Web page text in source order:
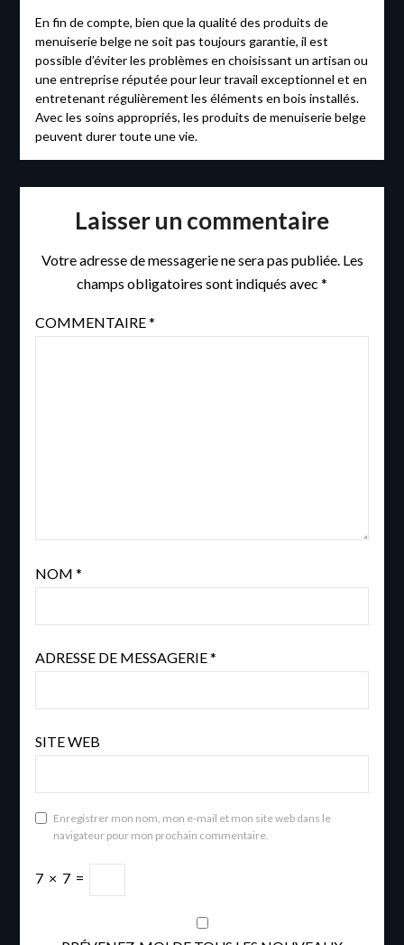
En fin de compte, bien que la qualité des produits de
menuiserie belge ne soit pas toujours garantie, il est
possible d’éviter les problèmes en choisissant un artisan ou
une entreprise réputée pour leur travail exceptionnel et en
entretenant régulièrement les éléments en bois installés.
Avec les soins appropriés, les produits de menuiserie belge
peuvent durer toute une vie.
Laisser un commentaire
Votre adresse de messagerie ne sera pas publiée. Les
champs obligatoires sont indiqués avec *
COMMENTAIRE*
NOM *
ADRESSE DE MESSAGERIE*
SITE WEB
Enregistrer mon nom, mon e-mail et mon site web dans le
navigateur pour mon prochain commentaire.
7 × 7 =